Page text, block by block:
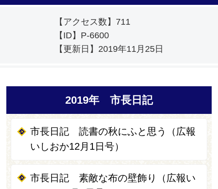
【アクセス数】 711
【ID】 P-6600
【更新日】 2019年11月25日
2019年 市長日記
市長日記 読書の秋にふと思う（広報
いしおか12月1日号）
市長日記 素敵な布の壁飾り（広報い